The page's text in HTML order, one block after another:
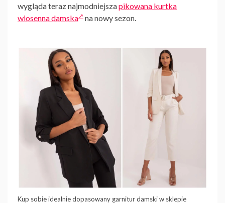
wygląda teraz najmodniejszapikowana kurtka
wiosenna damska
na nowy sezon.
Kup sobie idealnie dopasowany garnitur damski w sklepie